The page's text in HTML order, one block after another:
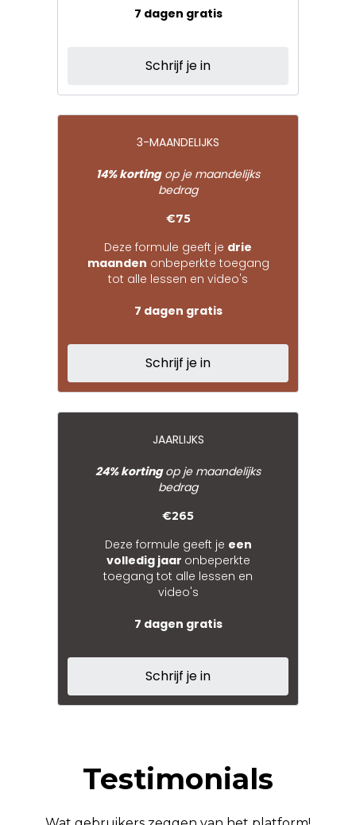
7 dagen gratis
Schrijf je in
3-MAANDELIJKS
14% kortingop je maandelijks
bedrag
€75
Deze formule geeft je drie
maanden onbeperkte toegang
tot alle lessen en video's
7 dagen gratis
Schrijf je in
JAARLIJKS
24% kortingop je maandelijks
bedrag
€265
Deze formule geeft je een
volledig jaar onbeperkte
toegang tot alle lessen en
video's
7 dagen gratis
Schrijf je in
Testimonials